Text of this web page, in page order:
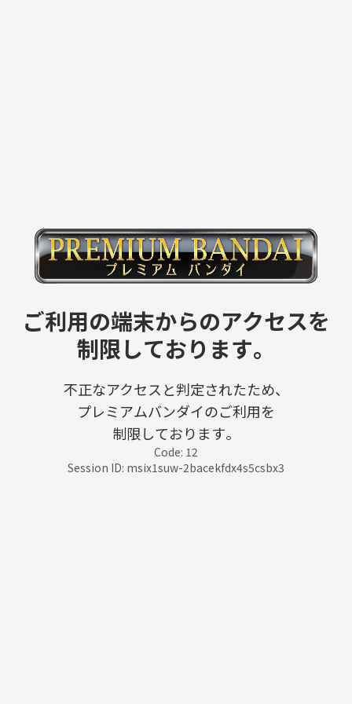
ご利用の端末からのアクセスを
制限しております。
不正なアクセスと判定されたため、
プレミアムバンダイのご利用を
制限しております。
Code: 12
Session ID: msix1suw-2bacekfdx4s5csbx3